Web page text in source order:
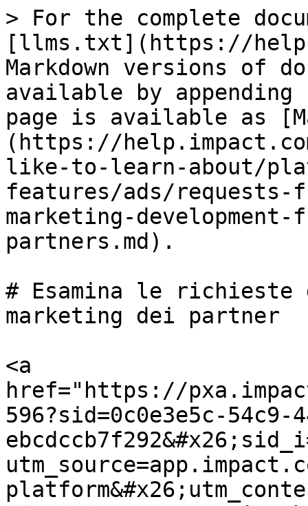
> For the complete
[llms.txt](https://
Markdown versions of
available by
page is available as
(https://
like-to-learn-about/
features/ads/requests-
marketing-
partners.md).
# Esamina le
marketing dei partner
<a
href="https://
596?sid=0c0e3e5c-54c9-